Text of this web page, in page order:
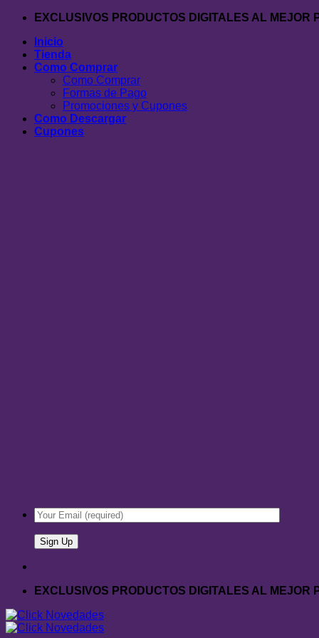
Saltar
contenido
EXCLUSIVOS PRODUCTOS DIGITALES AL MEJOR
Inicio
Tienda
Como Comprar
Como Comprar
Formas de Pago
Promociones y Cupones
Como Descargar
Cupones
EXCLUSIVOS PRODUCTOS DIGITALES AL MEJOR